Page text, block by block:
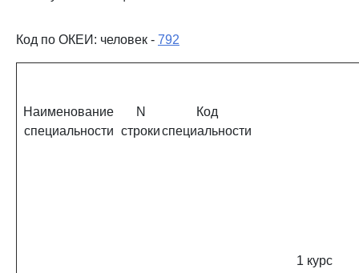
Код по ОКЕИ: человек - 792
Наименование
специальности
N
строки
Код
специальности
1 курс